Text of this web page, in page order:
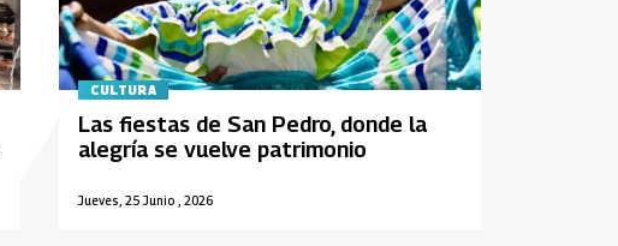
CULTURA
Jueves, 25 Junio , 2026
Las fiestas de San Pedro, donde la
alegría se vuelve patrimonio